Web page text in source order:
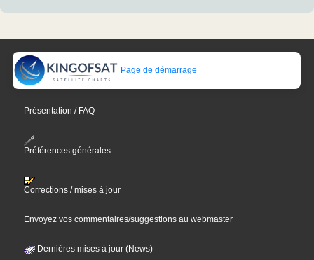
Page de démarrage
Présentation / FAQ
Préférences générales
Corrections / mises à jour
Envoyez vos commentaires/suggestions au webmaster
Dernières mises à jour (News)